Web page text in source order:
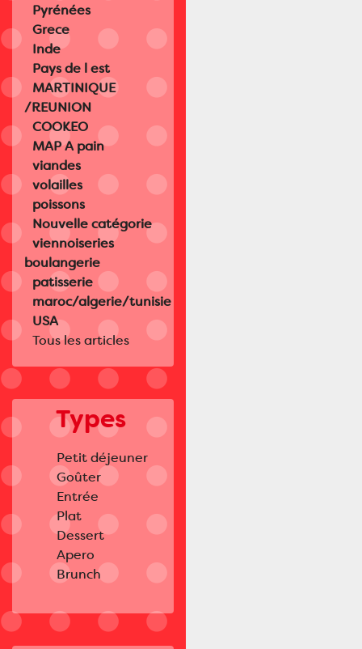
Pyrénées
Grece
Inde
Pays de l est
MARTINIQUE
/REUNION
COOKEO
MAP A pain
viandes
volailles
poissons
Nouvelle catégorie
viennoiseries
boulangerie
patisserie
maroc/algerie/tunisie
USA
Tous les articles
Types
Petit déjeuner
Goûter
Entrée
Plat
Dessert
Apero
Brunch